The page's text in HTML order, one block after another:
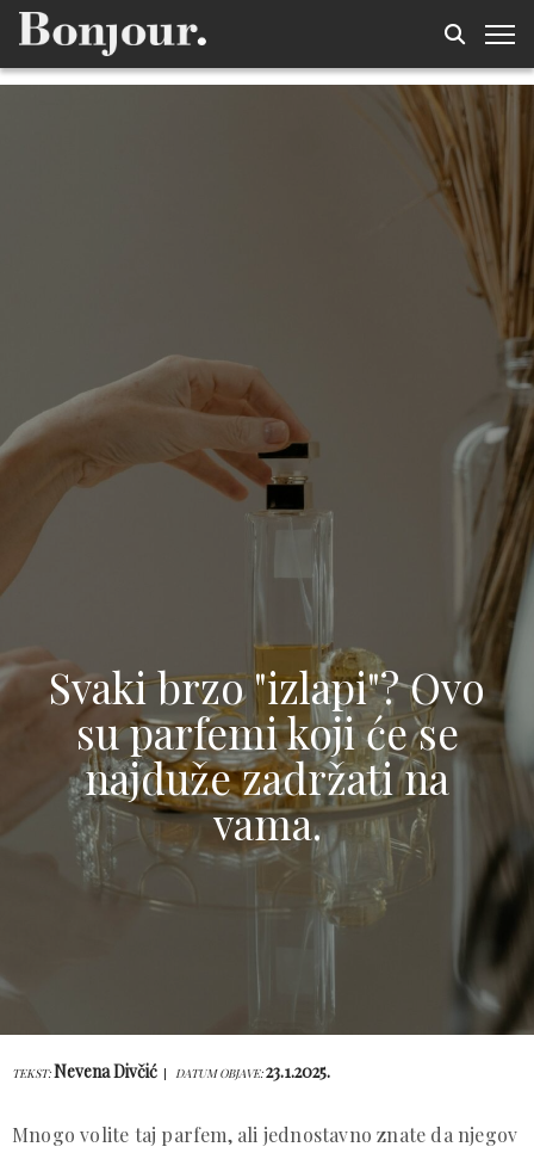
Svaki brzo "izlapi"? Ovo
su parfemi koji će se
najduže zadržati na
vama.
TEKST:Nevena Divčić DATUM OBJAVE:23.1.2025.
Mnogo volite taj parfem, ali jednostavno znate da njegov